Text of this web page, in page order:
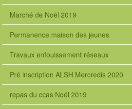
Marché de Noël 2019
Permanence maison des jeunes
Travaux enfouissement réseaux
Pré inscription ALSH Mercredis 2020
repas du ccas Noël 2019